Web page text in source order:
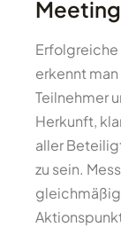
erkennt
Teilnehmer
Herkunft,
aller
zu sein.